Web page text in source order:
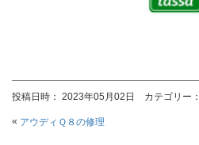
投稿日時： 2023年05月02日 カテゴリー：
« アウディＱ８の修理